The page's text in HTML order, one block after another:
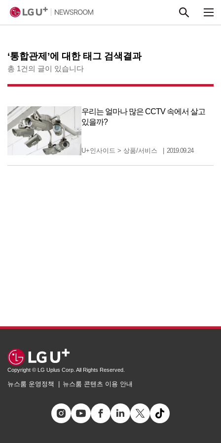
‘통합관제’에 대한 태그 검색결과
총 1건의 글이 있습니다
우리는 얼마나 많은 CCTV 속에서 살고
있을까?
U+인사이드 >상품/서비스 2019.09.24
Copyright © LG Uplus Corp. All Rights Reserved.
뉴스룸 운영정책 뉴스룸 콘텐츠 이용 안내